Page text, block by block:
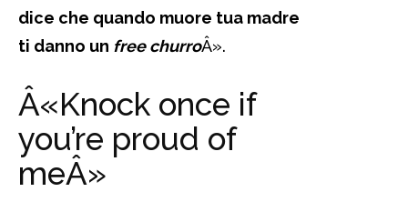
dice che quando muore tua madre
ti danno un free churroÂ».
Â«Knock once if
you’re proud of
meÂ»